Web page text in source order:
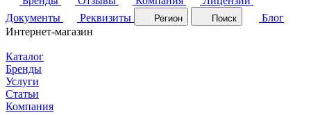
Документы
Реквизиты Регион Поиск
Блог
Интернет-магазин
Каталог
Бренды
Услуги
Статьи
Компания